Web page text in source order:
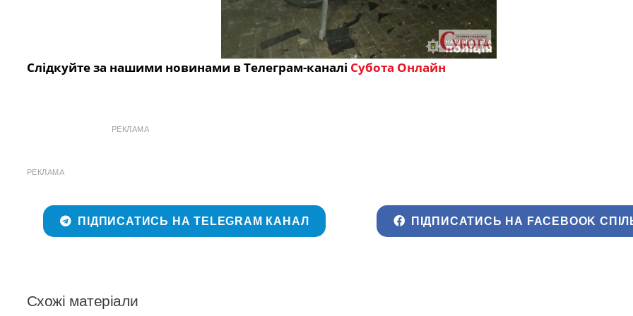
Слідкуйте за нашими новинами в Телеграм-каналі Субота Онлайн
РЕКЛАМА
РЕКЛАМА
ПІДПИСАТИСЬ НА TELEGRAM КАНАЛ ПІДПИСАТИСЬ НА FACEBOOK
Схожі матеріали